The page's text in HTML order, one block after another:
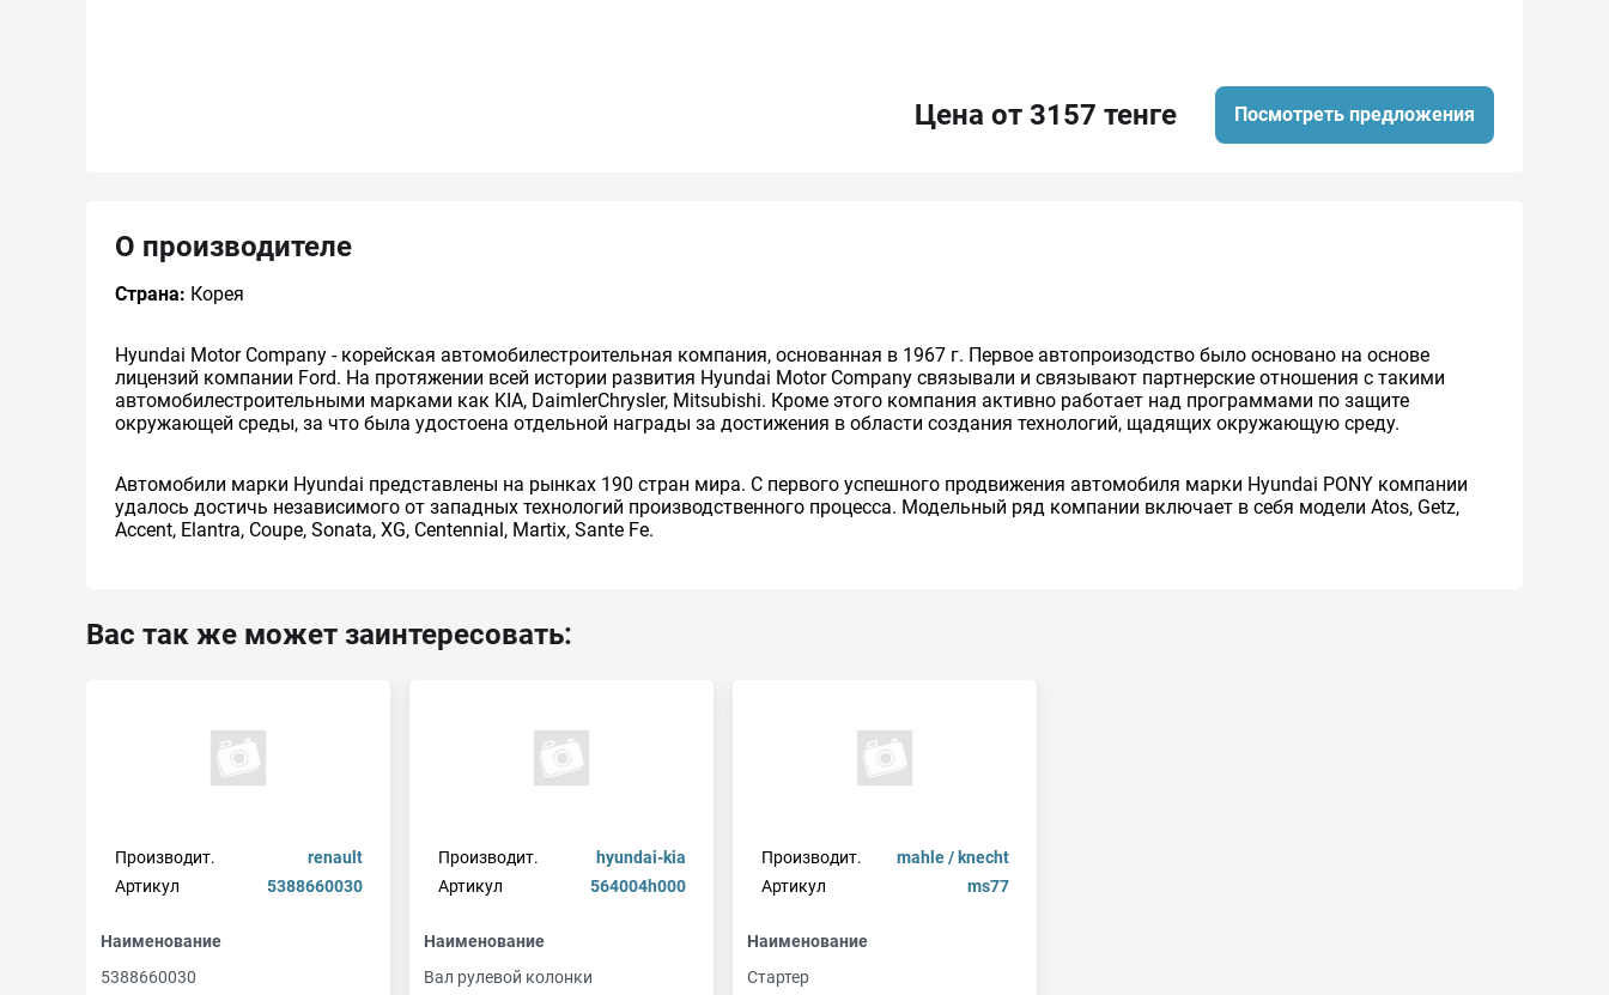
Цена от 3157 тенге Посмотреть предложения
О производителе
Страна: Корея
Hyundai Motor Company - корейская автомобилестроительная компания, основанная в 1967 г. Первое автопроизодство было основано на основе
лицензий компании Ford. На протяжении всей истории развития Hyundai Motor Company связывали и связывают партнерские отношения с такими
автомобилестроительными марками как KIA, DaimlerChrysler, Mitsubishi. Кроме этого компания активно работает над программами по защите
окружающей среды, за что была удостоена отдельной награды за достижения в области создания технологий, щадящих окружающую среду.
Автомобили марки Hyundai представлены на рынках 190 стран мира. C первого успешного продвижения автомобиля марки Hyundai PONY компании
удалось достичь независимого от западных технологий производственного процесса. Модельный ряд компании включает в себя модели Atos, Getz,
Accent, Elantra, Coupe, Sonata, XG, Centennial, Martix, Sante Fe.
Вас так же может заинтересовать:
Производит.
renault
Артикул
5388660030
Наименование
5388660030
Производит.
hyundai-kia
Артикул
564004h000
Наименование
Вал рулевой колонки
Производит.
mahle / knecht
Артикул
ms77
Наименование
Стартер